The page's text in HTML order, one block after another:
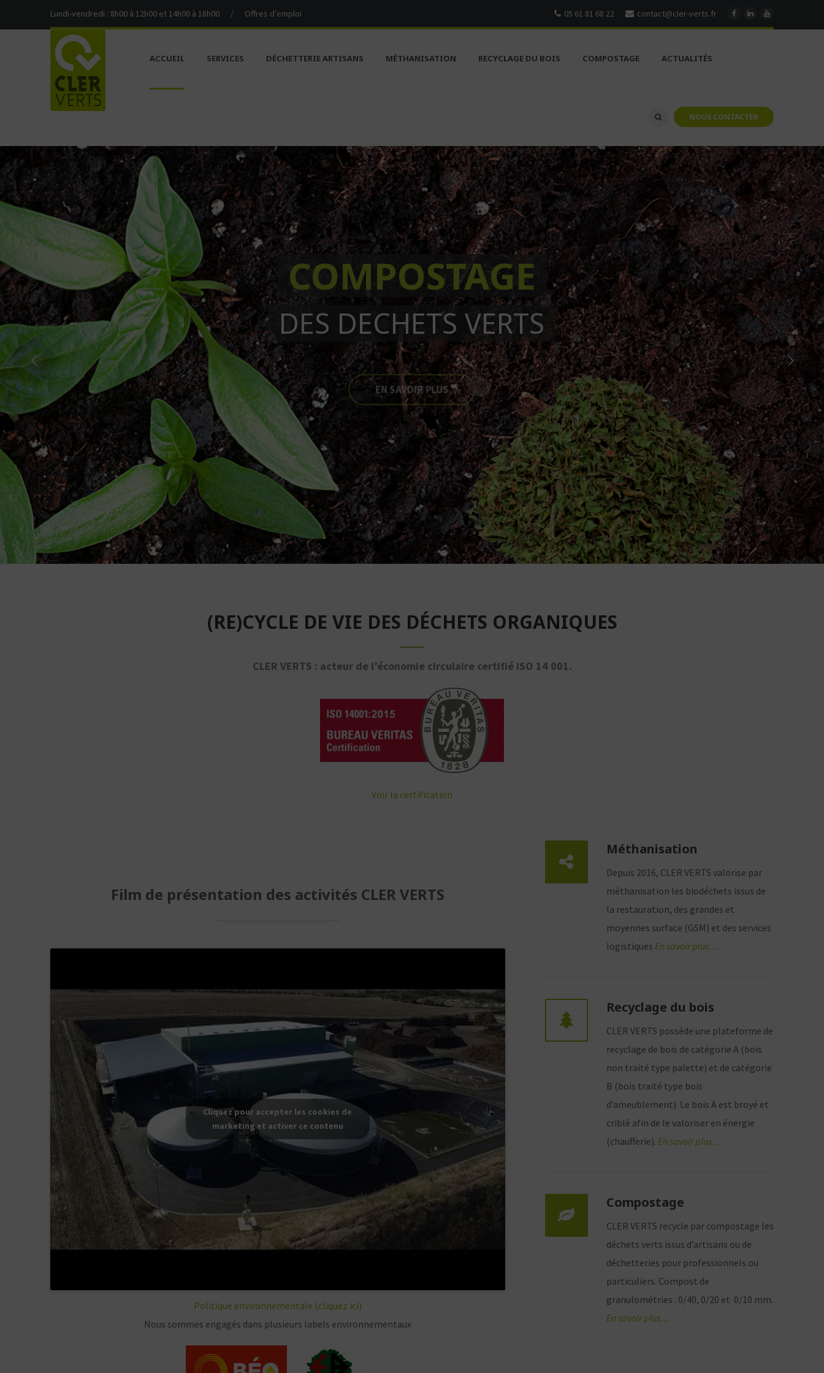
Lundi-vendredi : 8h00 à 12h00 et 14h00 à 18h00 / Offres d’emploi 05 61 81 68 22 contact@cler-verts.fr
ACCUEIL SERVICES DÉCHETTERIE ARTISANS MÉTHANISATION RECYCLAGE DU BOIS COMPOSTAGE ACTUALITÉS
NOUS CONTACTER
COMPOSTAGE
DES DECHETS VERTS
EN SAVOIR PLUS
(RE)CYCLE DE VIE DES DÉCHETS ORGANIQUES
CLER VERTS : acteur de l’économie circulaire certifié ISO 14 001.
Voir la certification
Film de présentation des activités CLER VERTS
Cliquez pour accepter les cookies de
marketing et activer ce contenu
Politique environnementale (cliquez ici)
Nous sommes engagés dans plusieurs labels environnementaux
Méthanisation
Depuis 2016, CLER VERTS valorise par
méthanisation les biodéchets issus de
la restauration, des grandes et
moyennes surface (GSM) et des services
logistiques En savoir plus…
Recyclage du bois
CLER VERTS possède une plateforme de
recyclage de bois de catégorie A (bois
non traité type palette) et de catégorie
B (bois traité type bois
d’ameublement). Le bois A est broyé et
criblé afin de le valoriser en énergie
(chaufferie). En savoir plus…
Compostage
CLER VERTS recycle par compostage les
déchets verts issus d’artisans ou de
déchetteries pour professionnels ou
particuliers. Compost de
granulométries : 0/40, 0/20 et 0/10 mm.
En savoir plus…